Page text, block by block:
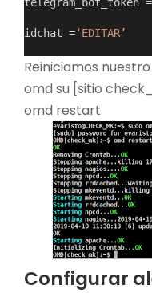
telegram_bot_token =
idchat =‘EDITAR’
Reiniciamos
omd su [sitio
omd restart
Configurar